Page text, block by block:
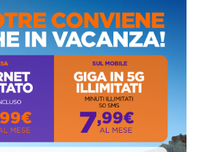
MEDITERRANEA 2026 – COMUNE DI
2026
concerto del 1° Maggio 2026 in
Umberto I: arrivano I Cugini di
14, 2026